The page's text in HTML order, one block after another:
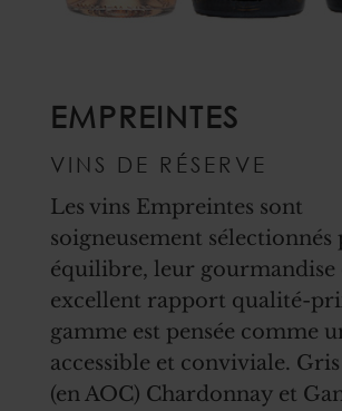
EMPREINTES
VINS DE RÉSERVE
Les vins Empreintes sont
soigneusement
équilibre, leur gourmandise
excellent rapport qualité-
gamme est pensée comme
accessible et conviviale.
(en AOC) Chardonnay et